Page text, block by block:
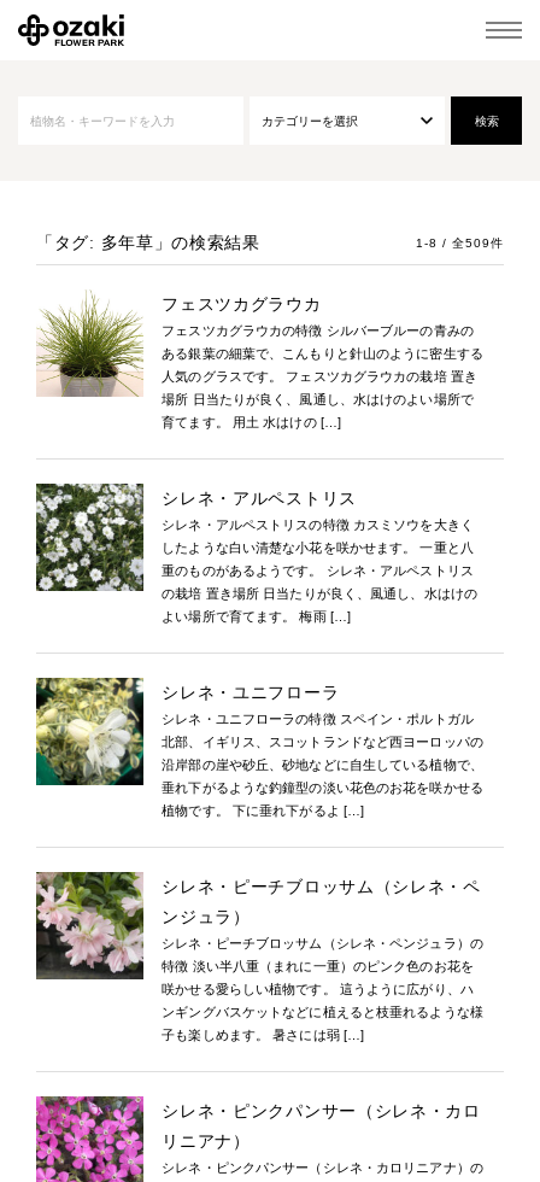
「タグ: 多年草」の検索結果 1-8 / 全509件
フェスツカグラウカ
フェスツカグラウカの特徴 シルバーブルーの青みの
ある銀葉の細葉で、こんもりと針山のように密生する
人気のグラスです。 フェスツカグラウカの栽培 置き
場所 日当たりが良く、風通し、水はけのよい場所で
育てます。 用土 水はけの […]
シレネ・アルペストリス
シレネ・アルペストリスの特徴 カスミソウを大きく
したような白い清楚な小花を咲かせます。 一重と八
重のものがあるようです。 シレネ・アルペストリス
の栽培 置き場所 日当たりが良く、風通し、水はけの
よい場所で育てます。 梅雨 […]
シレネ・ユニフローラ
シレネ・ユニフローラの特徴 スペイン・ポルトガル
北部、イギリス、スコットランドなど西ヨーロッパの
沿岸部の崖や砂丘、砂地などに自生している植物で、
垂れ下がるような釣鐘型の淡い花色のお花を咲かせる
植物です。 下に垂れ下がるよ […]
シレネ・ピーチブロッサム（シレネ・ペ
ンジュラ）
シレネ・ピーチブロッサム（シレネ・ペンジュラ）の
特徴 淡い半八重（まれに一重）のピンク色のお花を
咲かせる愛らしい植物です。 這うように広がり、ハ
ンギングバスケットなどに植えると枝垂れるような様
子も楽しめます。 暑さには弱 […]
シレネ・ピンクパンサー（シレネ・カロ
リニアナ）
シレネ・ピンクパンサー（シレネ・カロリニアナ）の